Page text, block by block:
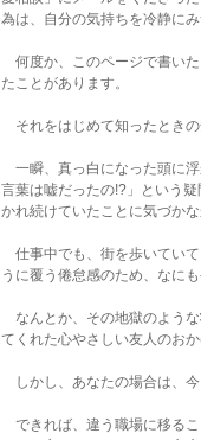
為は、自分の気持ちを冷静に
何度か、このページで書い
たことがあります。
それをはじめて知ったときの
一瞬、真っ白になった頭に
言葉は嘘だったの!?」という
かれ続けていたことに気づか
仕事中でも、街を歩いてい
うに覆う倦怠感のため、なに
なんとか、その地獄のよう
てくれた心やさしい友人のお
しかし、あなたの場合は、今
できれば、違う職場に移る